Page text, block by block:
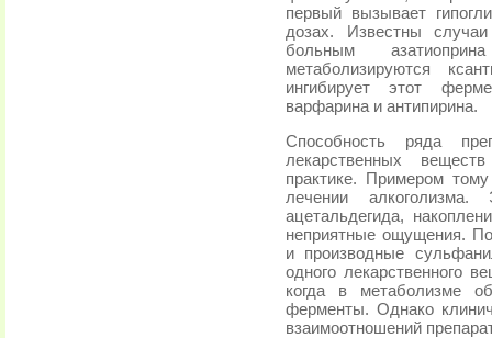
первый вызывает
дозах. Известны
больным
метаболизируются
ингибирует этот
варфарина и антипирина.
Способность ряда
лекарственных
практике. Примером
лечении алкоголизма.
ацетальдегида,
неприятные ощущения.
и производные
одного лекарственного
когда в метаболизме
ферменты. Однако
взаимоотношений